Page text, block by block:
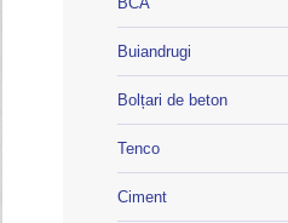
Buiandrugi
Bolțari de beton
Tenco
Ciment